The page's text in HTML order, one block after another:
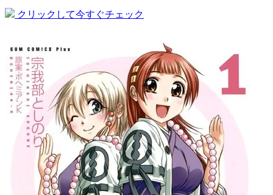
クリックして今すぐチェック